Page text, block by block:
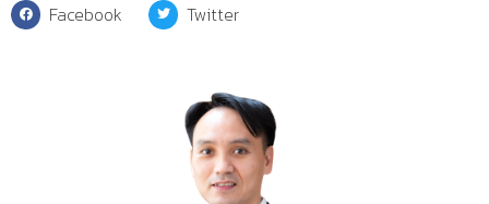
Facebook Twitter